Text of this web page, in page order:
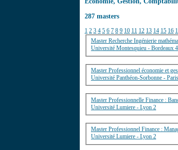
287 masters
1 2 3 4 5 6 7 8 9 10 11 12 13 14 15 16
Université Montesquieu - Bordeaux 4
Master Professionnel économie et
Université Panthéon-Sorbonne -
Master Professionnelle Finance :
Université Lumiere - Lyon 2
Master Professionnel Finance :
Université Lumiere - Lyon 2